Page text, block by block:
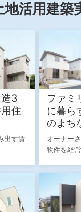
活用建築
3
住
出す賃
ファミ
に暮ら
のまち
オーナー
物件を経